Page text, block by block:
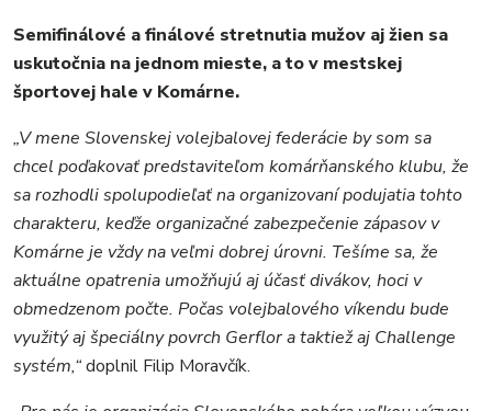
Semifinálové a finálové stretnutia mužov aj žien sa
uskutočnia na jednom mieste, a to v mestskej
športovej hale v Komárne.
„V mene Slovenskej volejbalovej federácie by som sa
chcel poďakovať predstaviteľom komárňanského klubu, že
sa rozhodli spolupodieľať na organizovaní podujatia tohto
charakteru, keďže organizačné zabezpečenie zápasov v
Komárne je vždy na veľmi dobrej úrovni. Tešíme sa, že
aktuálne opatrenia umožňujú aj účasť divákov, hoci v
obmedzenom počte. Počas volejbalového víkendu bude
využitý aj špeciálny povrch Gerflor a taktiež aj Challenge
systém,“doplnil Filip Moravčík.